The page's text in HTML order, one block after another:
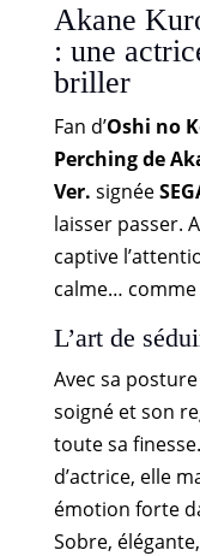
Akane
: une
briller
Fan d’Oshi no
Perching de
Ver. signée
laisser passer.
captive
calme…
L’art de
Avec sa
soigné et son
toute sa
d’actrice, elle
émotion forte
Sobre,